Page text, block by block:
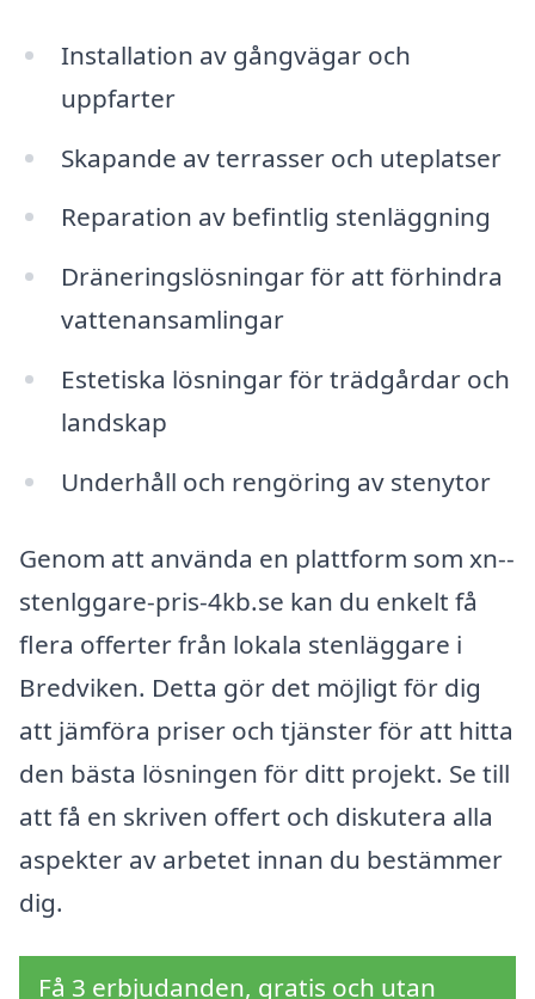
Installation av gångvägar och
uppfarter
Skapande av terrasser och uteplatser
Reparation av befintlig stenläggning
Dräneringslösningar för att förhindra
vattenansamlingar
Estetiska lösningar för trädgårdar och
landskap
Underhåll och rengöring av stenytor
Genom att använda en plattform som xn--
stenlggare-pris-4kb.se kan du enkelt få
flera offerter från lokala stenläggare i
Bredviken. Detta gör det möjligt för dig
att jämföra priser och tjänster för att hitta
den bästa lösningen för ditt projekt. Se till
att få en skriven offert och diskutera alla
aspekter av arbetet innan du bestämmer
dig.
Få 3 erbjudanden, gratis och utan